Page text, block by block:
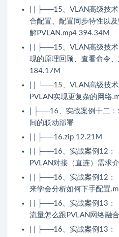
| | ├──15、VLAN高级技
合配置、配置同步特性以
解PVLAN.mp4 394.34M
| | ├──15、VLAN高级技
现的原理回顾、查看命令
184.17M
| | └──15、VLAN高级技
PVLAN实现更复杂的网络
| ├──16、实战案例十二
间的联动部署
| | ├──16.zip 12.21M
| | ├──16、实战案例12：
PVLAN对接（直连）需求
| | ├──16、实战案例12：
来学会分析如何下手配置
| | ├──16、实战案例13：
流量怎么跟PVLAN网络融
| | ├──16、实战案例13：